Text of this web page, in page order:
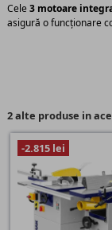
Cele3 motoare
asigură o funcționare
2 alte produse in
-2.815 lei